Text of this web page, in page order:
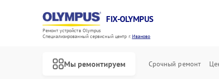
FIX-OLYMPUS
Ремонт устройств Olympus
Специализированный cервисный центр г.Иваново
Мы ремонтируем Срочный ремонт